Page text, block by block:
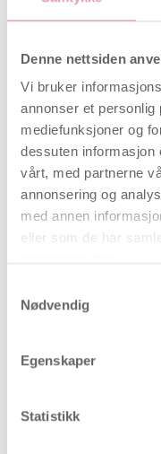
Denne nettsiden
Vi bruker
annonser et
mediefunksjoner og
dessuten informasjon
vårt, med partnerne
annonsering og
med annen
eller som de har
Nødvendig
Egenskaper
Statistikk
dagene.
Testen kan brukes
urin i en kopp eller
er LH (Luteinizing
minst en test hver
Konsentrasjonen
du får eggløsning –
dagen og de
mest fruktbar.
99,9 % nøyaktig
Selges på
Testen er 4 mm
ses her!